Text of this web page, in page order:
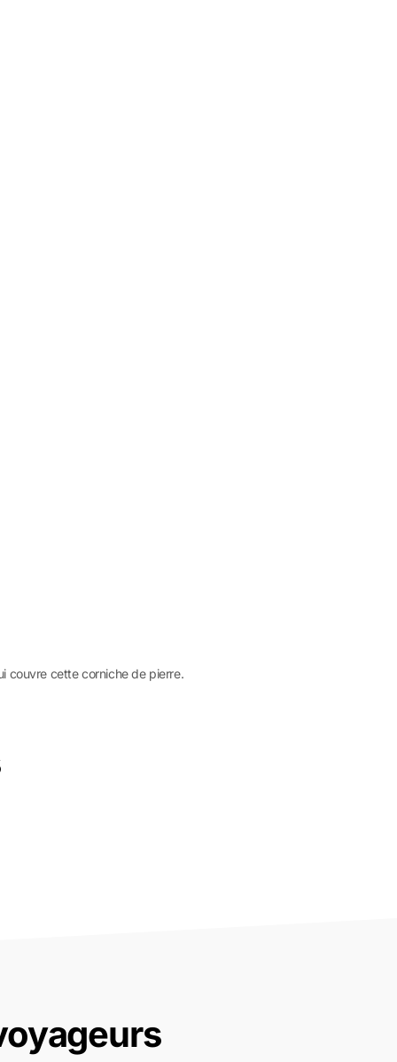
couvre cette corniche de pierre.